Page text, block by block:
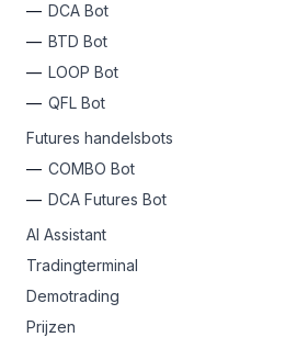
DCA Bot
BTD Bot
LOOP Bot
QFL Bot
Futures handelsbots
COMBO Bot
DCA Futures Bot
AI Assistant
Tradingterminal
Demotrading
Prijzen